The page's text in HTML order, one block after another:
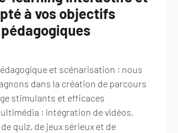
à vos objectifs
pédagogiques
et scénarisation : nous
dans la création de parcours
stimulants et efficaces
: intégration de vidéos,
quiz, de jeux sérieux et de